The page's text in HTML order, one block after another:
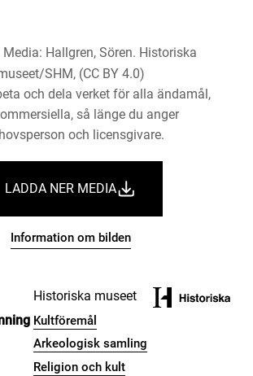
och Österrike. Dekoren på
dock något. Detta exemplar förvaras på
Ungern.
Historiska museet
Kultföremål
Arkeologisk samling
Religion och kult
Media: Hallgren, Sören. Historiska
SHM, (CC BY 4.0)
och dela verket för alla ändamål,
så länge du anger
och licensgivare.
LADDA NER MEDIA
Information om bilden